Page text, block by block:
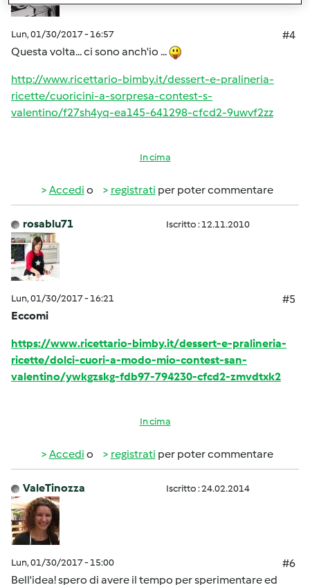
Lun, 01/30/2017 - 16:57
#4
Questa volta... ci sono anch'io ...
http://www.ricettario-bimby.it/dessert-e-pralineria-
ricette/cuoricini-a-sorpresa-contest-s-
valentino/f27sh4yq-ea145-641298-cfcd2-9uwvf2zz
In cima
Accedi o registrati per poter commentare
rosablu71 Iscritto : 12.11.2010
Lun, 01/30/2017 - 16:21
#5
Eccomi
https://www.ricettario-bimby.it/dessert-e-pralineria-
ricette/dolci-cuori-a-modo-mio-contest-san-
valentino/ywkgzskg-fdb97-794230-cfcd2-zmvdtxk2
In cima
Accedi o registrati per poter commentare
ValeTinozza Iscritto : 24.02.2014
Lun, 01/30/2017 - 15:00
#6
Bell'idea! spero di avere il tempo per sperimentare ed